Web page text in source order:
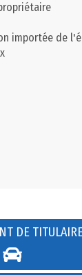
importée de
DE